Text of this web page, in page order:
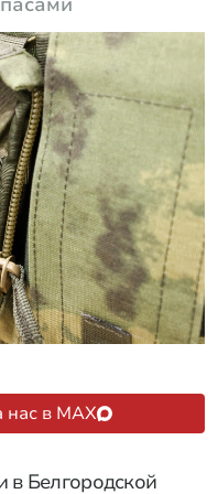
в MAX
в Белгородской